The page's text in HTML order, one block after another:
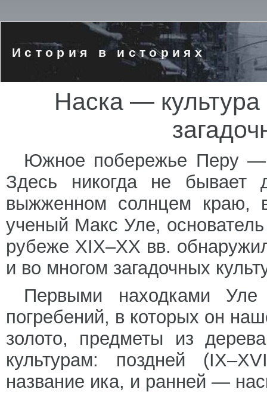
История в историях
Наска — культура
Южное побережье Перу —
Здесь никогда не
выжженном солнцем краю,
ученый Макс Уле,
рубеже XIX–XX вв.
и во многом загадочных
Первыми находками
погребений, в которых он
золото, предметы из
культурам: поздней
название ика, и ранней —